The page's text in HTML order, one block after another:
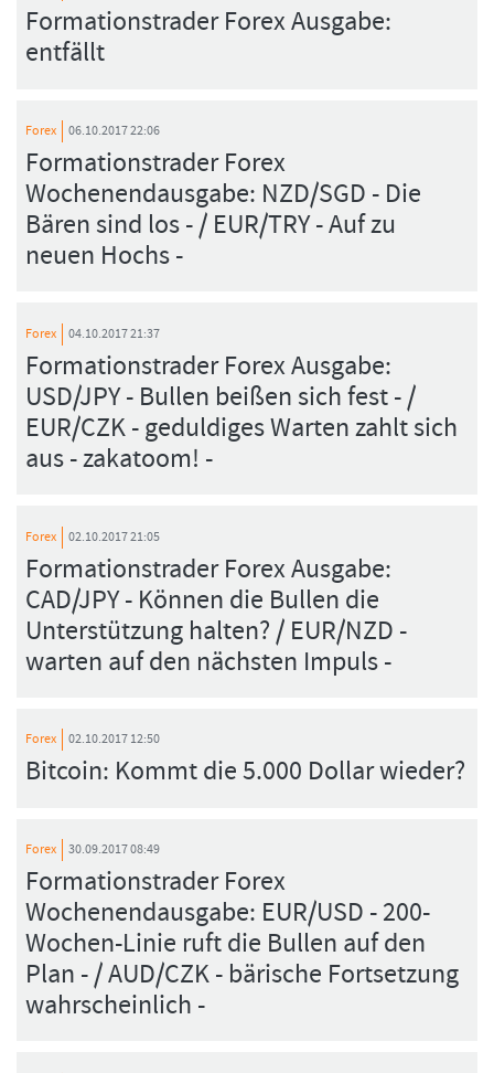
Formationstrader Forex Ausgabe:
entfällt
Forex 06.10.2017 22:06
Formationstrader Forex
Wochenendausgabe: NZD/SGD - Die
Bären sind los - / EUR/TRY - Auf zu
neuen Hochs -
Forex 04.10.2017 21:37
Formationstrader Forex Ausgabe:
USD/JPY - Bullen beißen sich fest - /
EUR/CZK - geduldiges Warten zahlt sich
aus - zakatoom! -
Forex 02.10.2017 21:05
Formationstrader Forex Ausgabe:
CAD/JPY - Können die Bullen die
Unterstützung halten? / EUR/NZD -
warten auf den nächsten Impuls -
Forex 02.10.2017 12:50
Bitcoin: Kommt die 5.000 Dollar wieder?
Forex 30.09.2017 08:49
Formationstrader Forex
Wochenendausgabe: EUR/USD - 200-
Wochen-Linie ruft die Bullen auf den
Plan - / AUD/CZK - bärische Fortsetzung
wahrscheinlich -